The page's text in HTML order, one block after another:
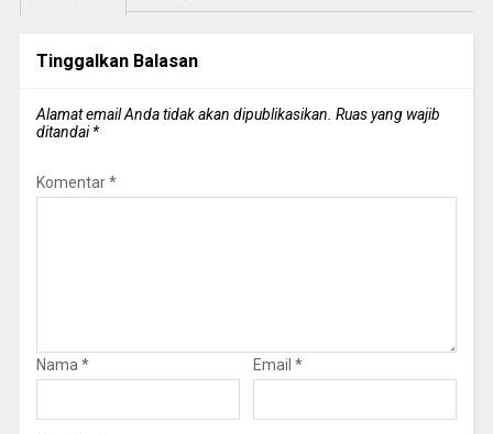
Tinggalkan Balasan
Alamat email Anda tidak akan dipublikasikan. Ruas yang wajib
ditandai*
Komentar*
Nama * Email *